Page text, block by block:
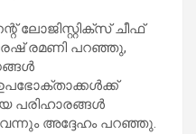
ലോജിസ്റ്റിക്സ് ചീഫ്
രമണി പറഞ്ഞു,
പരിഹാരങ്ങള്‍
അദ്ദേഹം പറഞ്ഞു.